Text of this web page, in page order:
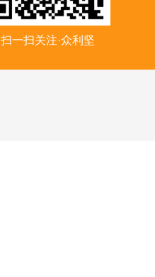
扫一扫关注·众利坚